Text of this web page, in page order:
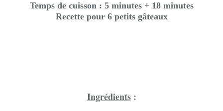
Temps de cuisson : 5 minutes + 18 minutes
Recette pour 6 petits gâteaux
Ingrédients: